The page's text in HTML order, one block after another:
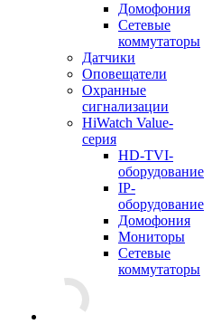
Домофония
Сетевые
коммутаторы
Датчики
Оповещатели
Охранные
сигнализации
HiWatch Value-
серия
HD-TVI-
оборудование
IP-
оборудование
Домофония
Мониторы
Сетевые
коммутаторы